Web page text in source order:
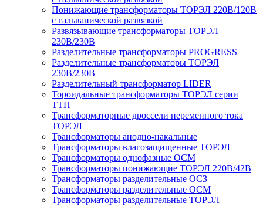
Понижающие трансформаторы ТОРЭЛ 220В/120В
с гальванической развязкой
Развязывающие трансформаторы ТОРЭЛ
230В/230В
Разделительные трансформаторы PROGRESS
Разделительные трансформаторы ТОРЭЛ
230В/230В
Разделительный трансформатор LIDER
Тороидальные трансформаторы ТОРЭЛ серии
ТТП
Трансформаторные дроссели переменного тока
ТОРЭЛ
Трансформаторы анодно-накальные
Трансформаторы влагозащищенные ТОРЭЛ
Трансформаторы однофазные ОСМ
Трансформаторы понижающие ТОРЭЛ 220В/42В
Трансформаторы разделительные ОСЗ
Трансформаторы разделительные ОСМ
Трансформаторы разделительные ТОРЭЛ